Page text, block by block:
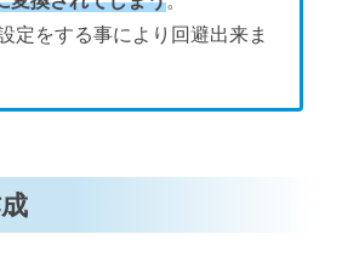
定をする事により回避出来ま